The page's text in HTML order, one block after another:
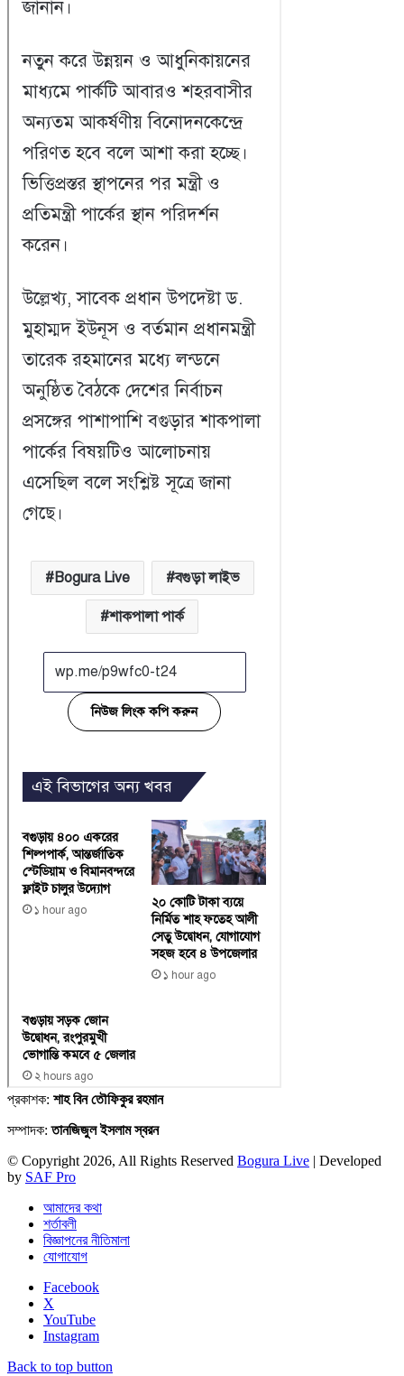
প্রকাশক: শাহ বিন তৌফিকুর রহমান
সম্পাদক:তানজিজুল ইসলাম স্বরন
© Copyright 2026, All Rights Reserved Bogura Live | Developed
by SAF Pro
আমাদের কথা
শর্তাবলী
বিজ্ঞাপনের নীতিমালা
যোগাযোগ
Facebook
X
YouTube
Instagram
Back to top button